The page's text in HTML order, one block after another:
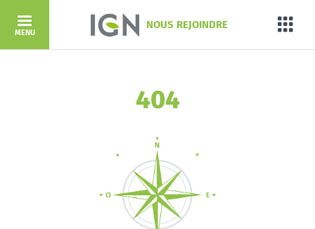
Aller au contenu principal
NOUS REJOINDRE
MENU
404